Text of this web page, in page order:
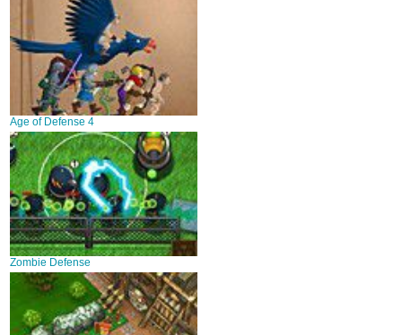
Age of Defense 4
Zombie Defense